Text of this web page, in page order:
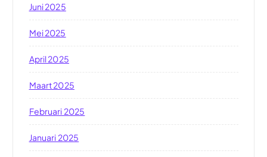
Juni 2025
Mei 2025
April 2025
Maart 2025
Februari 2025
Januari 2025